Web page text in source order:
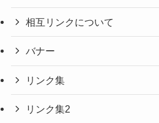
相互リンクについて
バナー
リンク集
リンク集2